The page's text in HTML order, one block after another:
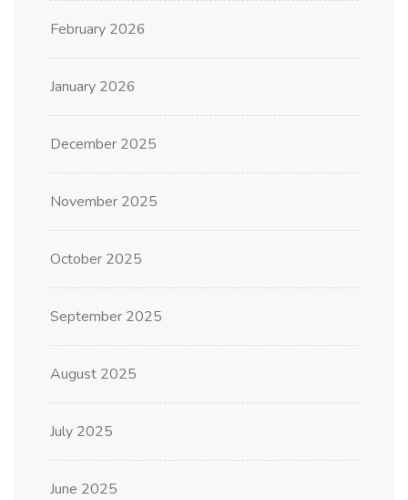
February 2026
January 2026
December 2025
November 2025
October 2025
September 2025
August 2025
July 2025
June 2025